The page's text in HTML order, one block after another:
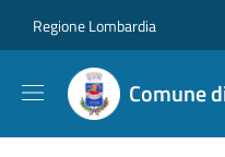
Regione Lombardia
Comune